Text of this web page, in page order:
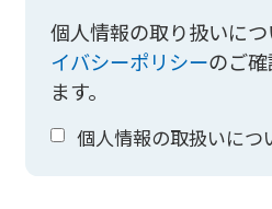
個人情報の取り扱いにつ
イバシーポリシーのご
ます。
個人情報の取扱いにつ